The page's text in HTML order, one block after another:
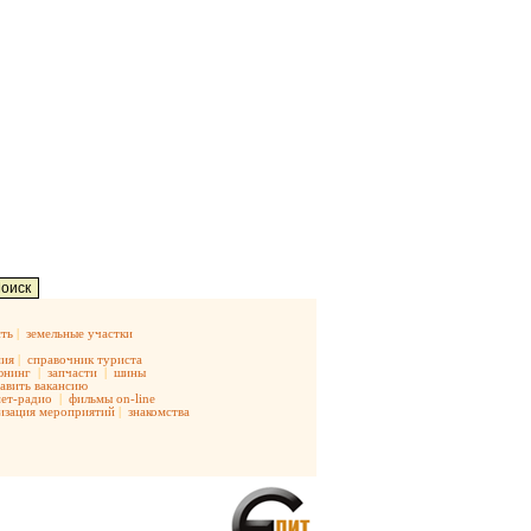
| земельные участки
| справочник туриста
| запчасти | шины
вакансию
радио | фильмы on-line
мероприятий | знакомства